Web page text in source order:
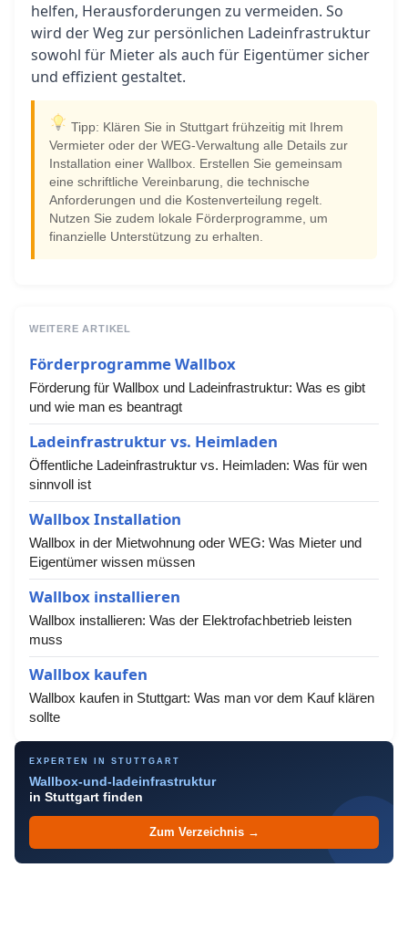
helfen, Herausforderungen zu vermeiden. So
wird der Weg zur persönlichen Ladeinfrastruktur
sowohl für Mieter als auch für Eigentümer sicher
und effizient gestaltet.
Tipp: Klären Sie in Stuttgart frühzeitig mit Ihrem
Vermieter oder der WEG-Verwaltung alle Details zur
Installation einer Wallbox. Erstellen Sie gemeinsam
eine schriftliche Vereinbarung, die technische
Anforderungen und die Kostenverteilung regelt.
Nutzen Sie zudem lokale Förderprogramme, um
finanzielle Unterstützung zu erhalten.
WEITERE ARTIKEL
Förderprogramme Wallbox
Förderung für Wallbox und Ladeinfrastruktur: Was es gibt
und wie man es beantragt
Ladeinfrastruktur vs. Heimladen
Öffentliche Ladeinfrastruktur vs. Heimladen: Was für wen
sinnvoll ist
Wallbox Installation
Wallbox in der Mietwohnung oder WEG: Was Mieter und
Eigentümer wissen müssen
Wallbox installieren
Wallbox installieren: Was der Elektrofachbetrieb leisten
muss
Wallbox kaufen
Wallbox kaufen in Stuttgart: Was man vor dem Kauf klären
sollte
EXPERTEN IN STUTTGART
Wallbox-und-ladeinfrastruktur
in Stuttgart finden
Zum Verzeichnis →